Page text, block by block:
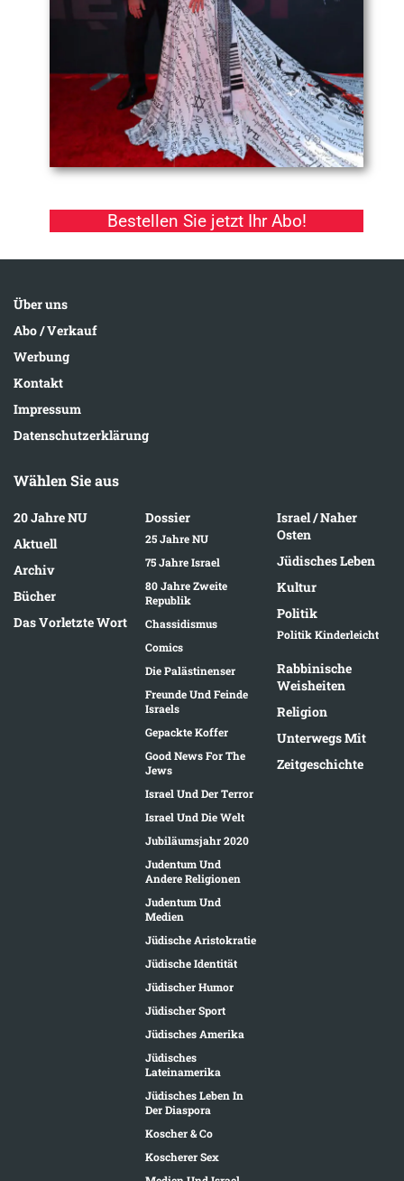
Bestellen Sie jetzt Ihr Abo!
Über uns
Abo / Verkauf
Werbung
Kontakt
Impressum
Datenschutzerklärung
Wählen Sie aus
20 Jahre NU
Aktuell
Archiv
Bücher
Das Vorletzte Wort
Dossier
25 Jahre NU
75 Jahre Israel
80 Jahre Zweite
Republik
Chassidismus
Comics
Die Palästinenser
Freunde Und Feinde
Israels
Gepackte Koffer
Good News For The
Jews
Israel Und Der Terror
Israel Und Die Welt
Jubiläumsjahr 2020
Judentum Und
Andere Religionen
Judentum Und
Medien
Jüdische Aristokratie
Jüdische Identität
Jüdischer Humor
Jüdischer Sport
Jüdisches Amerika
Jüdisches
Lateinamerika
Jüdisches Leben In
Der Diaspora
Koscher & Co
Koscherer Sex
Israel / Naher
Osten
Jüdisches Leben
Kultur
Politik
Politik Kinderleicht
Rabbinische
Weisheiten
Religion
Unterwegs Mit
Zeitgeschichte